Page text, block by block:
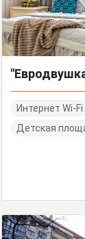
Интернет Wi-Fi
Детская